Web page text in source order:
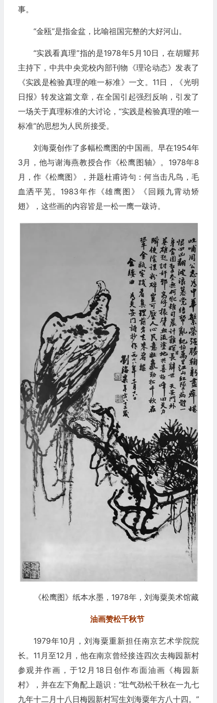
事。
“金瓯”是指金盆，比喻祖国完整的大好河山。
“实践看真理”指的是1978年5月10日，在胡耀邦
主持下，中共中央党校内部刊物《理论动态》发表了
《实践是检验真理的唯一标准》一文。11日，《光明
日报》转发这篇文章，在全国引起强烈反响，引发了
一场关于真理标准的大讨论，“实践是检验真理的唯一
标准”的思想为人民所接受。
刘海粟创作了多幅松鹰图的中国画。早在1954年
3月，他与谢海燕教授合作《松鹰图轴》。1978年8
月，作《松鹰图》，并题杜甫诗句：何当击凡鸟，毛
血洒平芜。1983年作《雄鹰图》《回顾九霄动矫
翅》，这些画的内容皆是一松一鹰一跋诗。
《松鹰图》纸本水墨，1978年，刘海粟美术馆藏
油画赞松千秋节
1979年10月，刘海粟重新担任南京艺术学院院
长。11月至12月，他在南京曾经接连四次去梅园新村
参观并作画，于12月18日创作布面油画《梅园新
村》，并在左下角配上题识：“壮气劲松千秋在一九七
九年十二月十八日梅园新村写生刘海粟年方八十四。”